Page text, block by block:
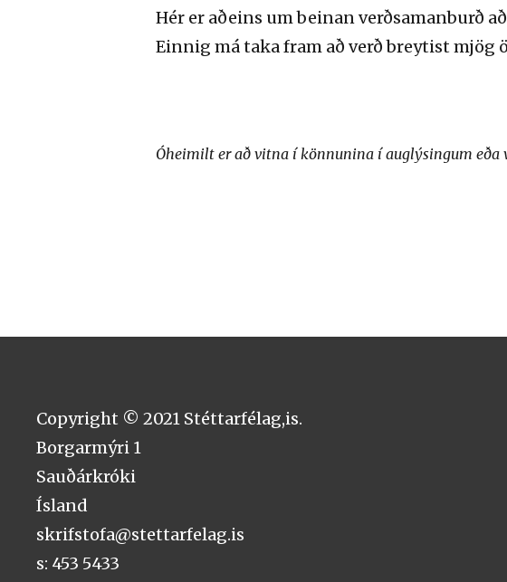
Hér er aðeins um beinan verðsamanburð
Einnig má taka fram að verð breytist
Óheimilt er að vitna í könnunina í auglýsingum eða
Copyright © 2021 Stéttarfélag,is.
Borgarmýri 1
Sauðárkróki
Ísland
skrifstofa@stettarfelag.is
s: 453 5433